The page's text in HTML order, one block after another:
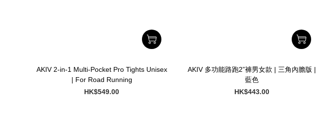
AKIV 2-in-1 Multi-Pocket Pro Tights Unisex
| For Road Running
HK$549.00
AKIV 多功能路跑2”褲男女款 | 三角內膽版 |
藍色
HK$443.00